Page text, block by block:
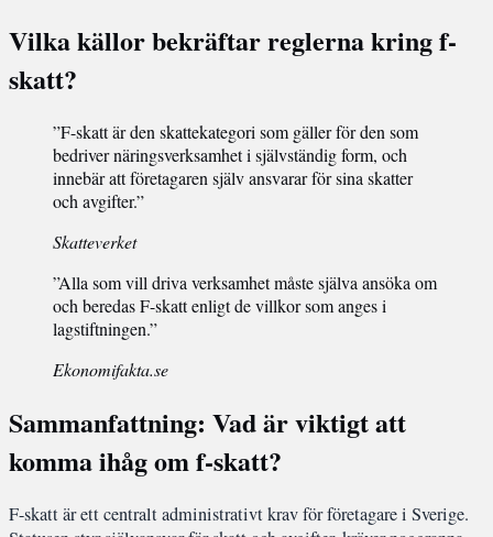
Vilka källor bekräftar reglerna kring f-
skatt?
”F-skatt är den skattekategori som gäller för den som
bedriver näringsverksamhet i självständig form, och
innebär att företagaren själv ansvarar för sina skatter
och avgifter.”
Skatteverket
”Alla som vill driva verksamhet måste själva ansöka om
och beredas F-skatt enligt de villkor som anges i
lagstiftningen.”
Ekonomifakta.se
Sammanfattning: Vad är viktigt att
komma ihåg om f-skatt?
F-skatt är ett centralt administrativt krav för företagare i Sverige.